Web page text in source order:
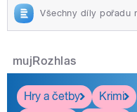
Všechny díly pořadu
mujRozhlas
Hry a četby
Krimi